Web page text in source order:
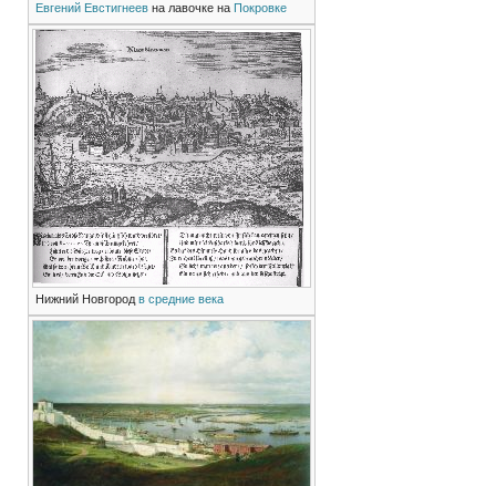
Евгений Евстигнеевна лавочке на Покровке
Нижний Новгород в средние века